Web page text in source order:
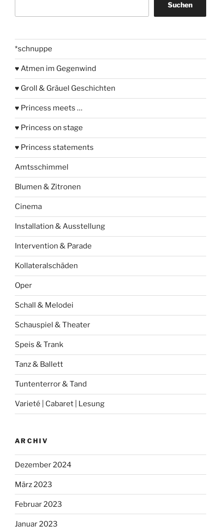
Suchen
*schnuppe
♥ Atmen im Gegenwind
♥ Groll & Gräuel Geschichten
♥ Princess meets …
♥ Princess on stage
♥ Princess statements
Amtsschimmel
Blumen & Zitronen
Cinema
Installation & Ausstellung
Intervention & Parade
Kollateralschäden
Oper
Schall & Melodei
Schauspiel & Theater
Speis & Trank
Tanz & Ballett
Tuntenterror & Tand
Varieté | Cabaret | Lesung
ARCHIV
Dezember 2024
März 2023
Februar 2023
Januar 2023